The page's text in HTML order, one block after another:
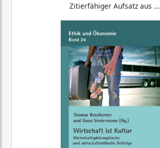
Zitierfähiger Aufsatz aus ...